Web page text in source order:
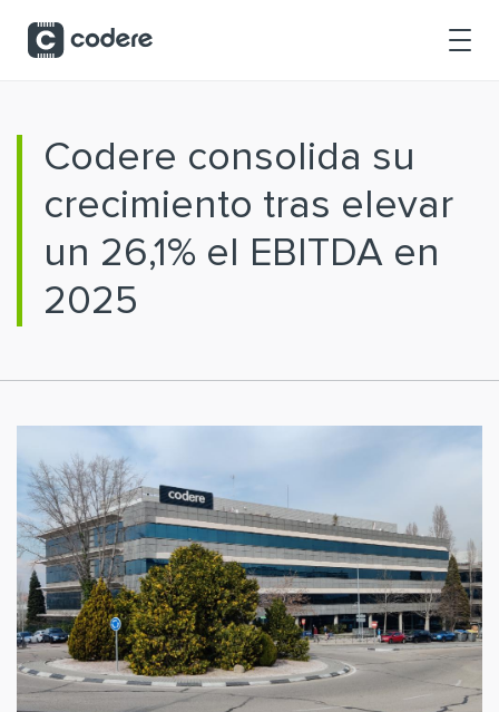
Codere consolida su
crecimiento tras elevar
un 26,1% el EBITDA en
2025